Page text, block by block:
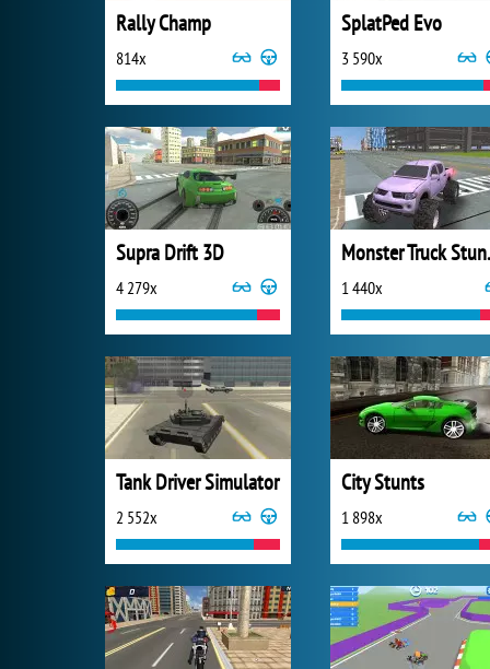
Rally Champ
814x
SplatPed Evo
3 590x
Supra Drift 3D
4 279x 1 440x
Tank Driver Simulator
2 552x
City Stunts
1 898x